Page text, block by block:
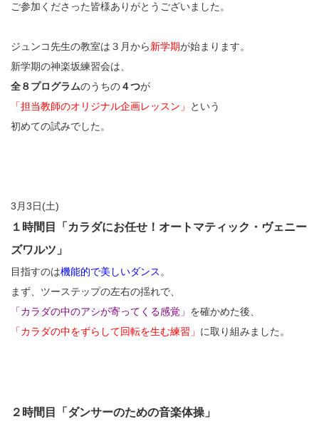
ご参加くださった皆様ありがとうございました。
ジュンコ先生の教室は３月から新学期が始まります。
新学期の神楽坂練習会は、
全８プログラムのうちの４つが
「担当教師のオリジナル企画レッスン」
という
初めての試みでした。
3月3日(土)
１時間目「カラダにお任せ！オートマティック・ヴェニー
ズワルツ」
目指すのは機能的で美しいダンス。
まず、ツーステップの左右の揺れで、
「カラダの中のアシが寄ってくる感覚」 を確かめた後、
「カラダの中をずらして回転を生む練習」 に取り組みました。
２時間目「ダンサーのための音楽体操」